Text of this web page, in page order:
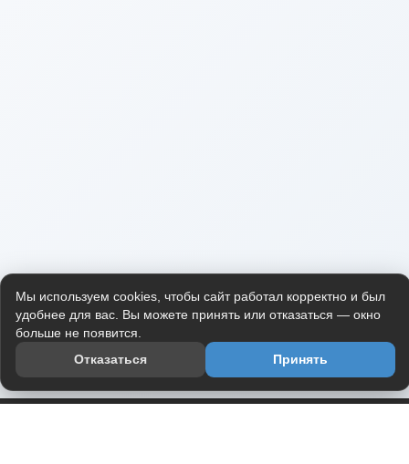
Мы используем cookies, чтобы сайт работал корректно и был
удобнее для вас. Вы можете принять или отказаться — окно
больше не появится.
Отказаться
Принять